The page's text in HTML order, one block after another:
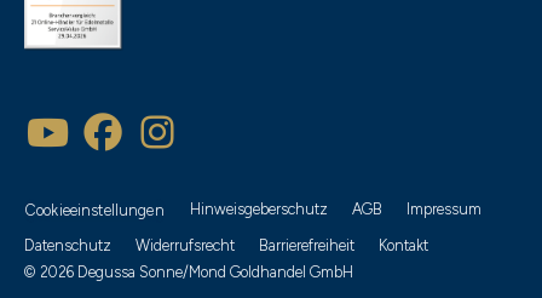
Cookieeinstellungen Hinweisgeberschutz AGB
Impressum
Datenschutz
Widerrufsrecht Barrierefreiheit
Kontakt
© 2026 Degussa Sonne/Mond Goldhandel GmbH